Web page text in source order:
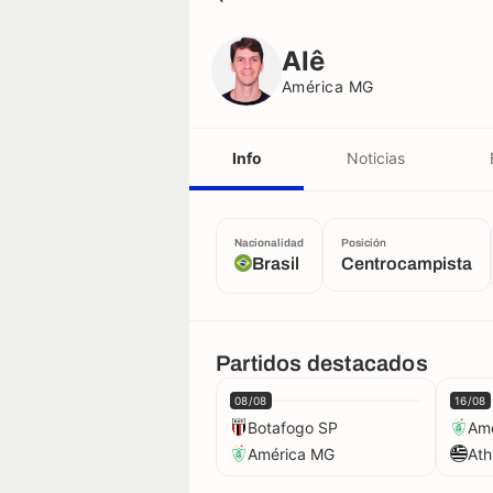
Alê
América MG
Info Noticias
Nacionalidad
Brasil
Posición
Centrocampista
Partidos destacados
08/08
Botafogo SP
América MG
16/08